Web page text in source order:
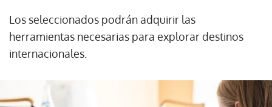
Los seleccionados podrán adquirir las
herramientas necesarias para explorar destinos
internacionales.